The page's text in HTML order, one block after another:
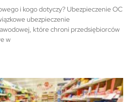
i kogo dotyczy? Ubezpieczenie OC
ubezpieczenie
które chroni przedsiębiorców
w